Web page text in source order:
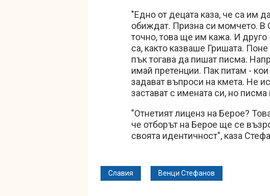
"Едно от децата каза, че са им
обиждат. Призна си момчето. В
точно, това ще им кажа. И
са, както казваше Гришата.
пък тогава да пишат писма.
имай претенции. Пак питам - кои
задават въпроси на кмета. Не
застават с имената си, но
"Отнетият лиценз на Берое?
че отборът на Берое ще се
своята идентичност", каза
Славия Венци Стефанов